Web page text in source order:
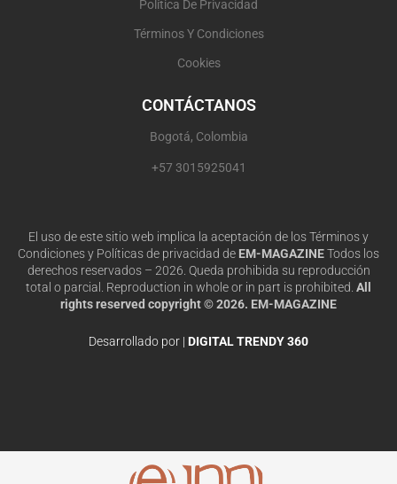
o e
Política De Privacidad
Términos Y Condiciones
Cookies
CONTÁCTANOS
Bogotá, Colombia
+57 3015925041
El uso de este sitio web implica la aceptación de los Términos y
Condiciones y Políticas de privacidad de EM-MAGAZINETodos los
derechos reservados – 2026. Queda prohibida su reproducción
total o parcial. Reproduction in whole or in part is prohibited. All
rights reserved copyright © 2026. EM-MAGAZINE
Desarrollado por | DIGITAL TRENDY 360